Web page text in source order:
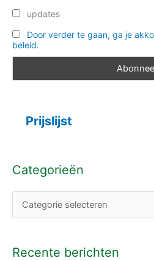
updates
Door verder te gaan, ga je
beleid.
Prijslijst
Categorieën
Recente berichten